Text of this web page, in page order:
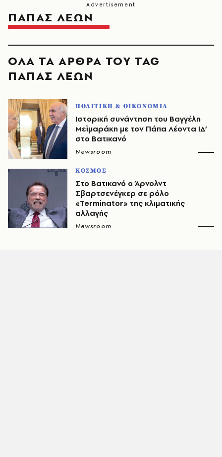
ΠΑΠΑΣ ΛΕΩΝ
ΟΛΑ ΤΑ ΑΡΘΡΑ ΤΟΥ TAG
ΠΑΠΑΣ ΛΕΩΝ
ΠΟΛΙΤΙΚΗ & ΟΙΚΟΝΟΜΙΑ
Ιστορική συνάντηση του Βαγγέλη
Μεϊμαράκη με τον Πάπα Λέοντα ΙΔ’
στο Βατικανό
Newsroom
ΚΟΣΜΟΣ
Στο Βατικανό ο Άρνολντ
Σβαρτσενέγκερ σε ρόλο
«Terminator» της κλιματικής
αλλαγής
Newsroom